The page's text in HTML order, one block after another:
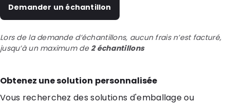
Demander un échantillon
Lors de la demande d’échantillons, aucun frais n’est facturé,
jusqu’à un maximum de2 échantillons
Obtenez une solution personnalisée
Vous recherchez des solutions d'emballage ou